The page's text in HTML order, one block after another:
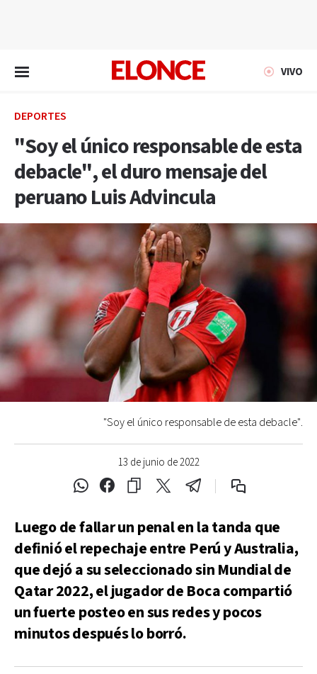
VIVO
DEPORTES
"Soy el único responsable de esta
debacle", el duro mensaje del
peruano Luis Advincula
13 de junio de 2022
"Soy el único responsable de esta debacle".
Luego de fallar un penal en la tanda que
definió el repechaje entre Perú y Australia,
que dejó a su seleccionado sin Mundial de
Qatar 2022, el jugador de Boca compartió
un fuerte posteo en sus redes y pocos
minutos después lo borró.